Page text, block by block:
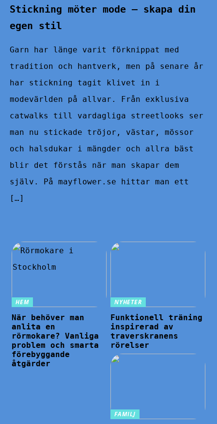
Stickning möter mode – skapa din
egen stil
Garn har länge varit förknippat med
tradition och hantverk, men på senare år
har stickning tagit klivet in i
modevärlden på allvar. Från exklusiva
catwalks till vardagliga streetlooks ser
man nu stickade tröjor, västar, mössor
och halsdukar i mängder och allra bäst
blir det förstås när man skapar dem
själv. På mayflower.se hittar man ett
[…]
HEM
När behöver man
anlita en
rörmokare? Vanliga
problem och smarta
förebyggande
åtgärder
NYHETER
Funktionell träning
inspirerad av
traverskranens
rörelser
FAMILJ